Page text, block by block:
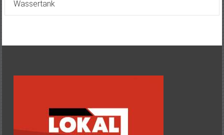
Wassertank